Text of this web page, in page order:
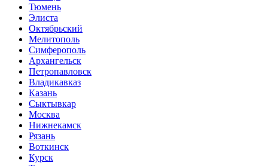
Тюмень
Элиста
Октябрьский
Мелитополь
Симферополь
Архангельск
Петропавловск
Владикавказ
Казань
Сыктывкар
Москва
Нижнекамск
Рязань
Воткинск
Курск